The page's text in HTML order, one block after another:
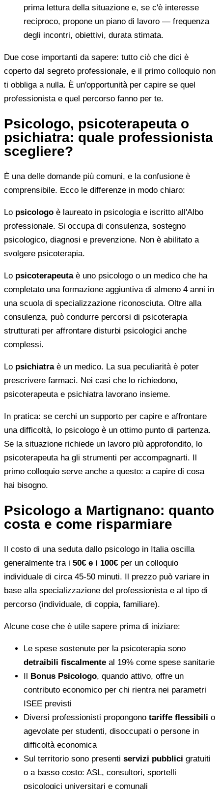
prima lettura della situazione e, se c'è interesse
reciproco, propone un piano di lavoro — frequenza
degli incontri, obiettivi, durata stimata.
Due cose importanti da sapere: tutto ciò che dici è
coperto dal segreto professionale, e il primo colloquio non
ti obbliga a nulla. È un'opportunità per capire se quel
professionista e quel percorso fanno per te.
Psicologo, psicoterapeuta o
psichiatra: quale professionista
scegliere?
È una delle domande più comuni, e la confusione è
comprensibile. Ecco le differenze in modo chiaro:
Lo psicologo è laureato in psicologia e iscritto all'Albo
professionale. Si occupa di consulenza, sostegno
psicologico, diagnosi e prevenzione. Non è abilitato a
svolgere psicoterapia.
Lo psicoterapeutaè uno psicologo o un medico che ha
completato una formazione aggiuntiva di almeno 4 anni in
una scuola di specializzazione riconosciuta. Oltre alla
consulenza, può condurre percorsi di psicoterapia
strutturati per affrontare disturbi psicologici anche
complessi.
Lo psichiatraè un medico. La sua peculiarità è poter
prescrivere farmaci. Nei casi che lo richiedono,
psicoterapeuta e psichiatra lavorano insieme.
In pratica: se cerchi un supporto per capire e affrontare
una difficoltà, lo psicologo è un ottimo punto di partenza.
Se la situazione richiede un lavoro più approfondito, lo
psicoterapeuta ha gli strumenti per accompagnarti. Il
primo colloquio serve anche a questo: a capire di cosa
hai bisogno.
Psicologo a Martignano: quanto
costa e come risparmiare
Il costo di una seduta dallo psicologo in Italia oscilla
generalmente tra i 50€ e i 100€ per un colloquio
individuale di circa 45-50 minuti. Il prezzo può variare in
base alla specializzazione del professionista e al tipo di
percorso (individuale, di coppia, familiare).
Alcune cose che è utile sapere prima di iniziare:
Le spese sostenute per la psicoterapia sono
detraibili fiscalmente al 19% come spese sanitarie
Il Bonus Psicologo, quando attivo, offre un
contributo economico per chi rientra nei parametri
ISEE previsti
Diversi professionisti propongono tariffe flessibili o
agevolate per studenti, disoccupati o persone in
difficoltà economica
Sul territorio sono presenti servizi pubblici gratuiti
o a basso costo: ASL, consultori, sportelli
psicologici universitari e comunali